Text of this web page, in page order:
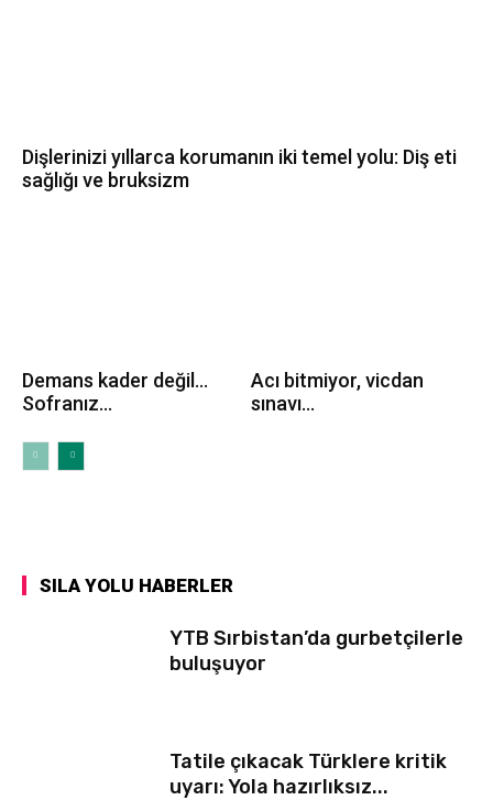
Dişlerinizi yıllarca korumanın iki temel yolu: Diş eti
sağlığı ve bruksizm
Demans kader değil…
Sofranız...
Acı bitmiyor, vicdan
sınavı...
SILA YOLU HABERLER
YTB Sırbistan’da gurbetçilerle
buluşuyor
Tatile çıkacak Türklere kritik
uyarı: Yola hazırlıksız...